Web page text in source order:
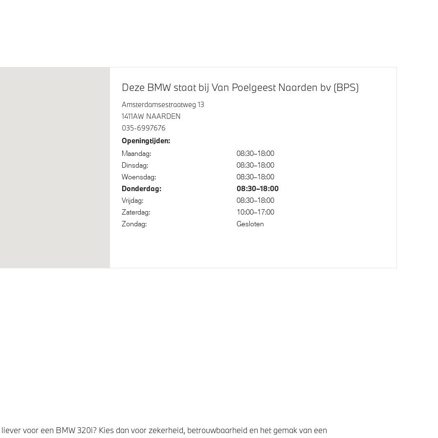
Parking Assistant
High-beam assistant
Comfort Access
Automatisch dimmende binnen- en
buitenspiegel bestuurderzijde
sporttransmissie
Deze BMW staat bij Van Poelgeest Naarden bv (BPS)
Amsterdamsestraatweg 13
1411AW NAARDEN
035-6997676
Openingtijden:
Maandag:
08:30–18:00
Dinsdag:
08:30–18:00
Woensdag:
08:30–18:00
Donderdag: 08:30–18:00
Vrijdag:
08:30–18:00
Zaterdag:
10:00–17:00
Zondag:
Gesloten
voor een BMW 320i? Kies dan voor zekerheid, betrouwbaarheid en het gemak van een